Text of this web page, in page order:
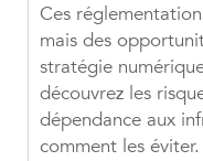
Ces
mais des
stratégie
découvrez les
dépendance aux
comment les éviter.